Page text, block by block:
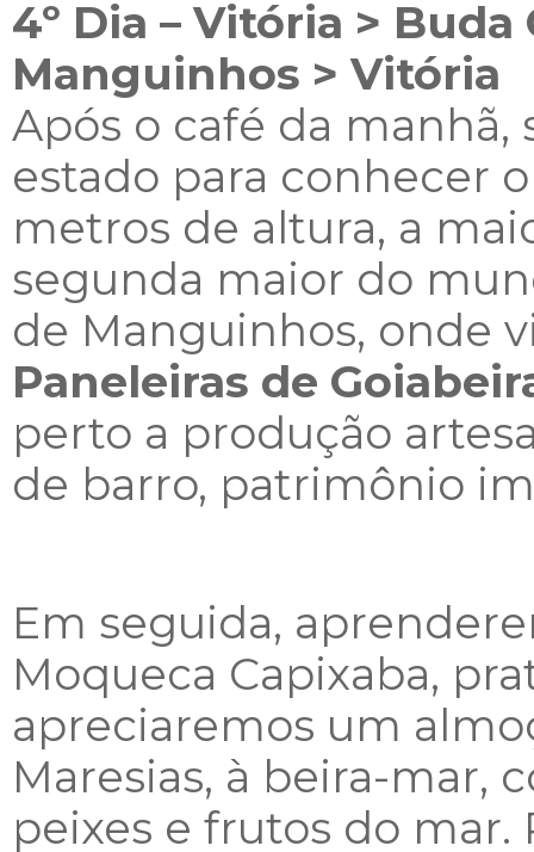
4º Dia – Vitória >
Manguinhos > Vitória
Após o café da
estado para conhecer
metros de altura, a
segunda maior do
de Manguinhos, onde
Paneleiras de
perto a produção
de barro, patrimônio
Em seguida,
Moqueca Capixaba,
apreciaremos um
Maresias, à beira-mar,
peixes e frutos do